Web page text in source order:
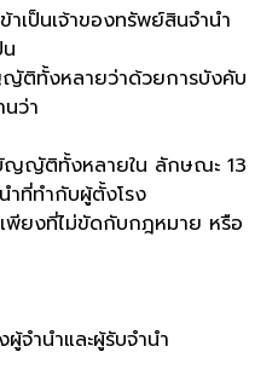
าเป็นเจ้าของทรัพย์สินจำนำ
ติทั้งหลายว่าด้วยการบังคับ
ว่า
งหลายใน ลักษณะ 13
ที่ทำกับผู้ตั้งโรง
พียงที่ไม่ขัดกับกฎหมาย หรือ
ำและผู้รับจำนำ